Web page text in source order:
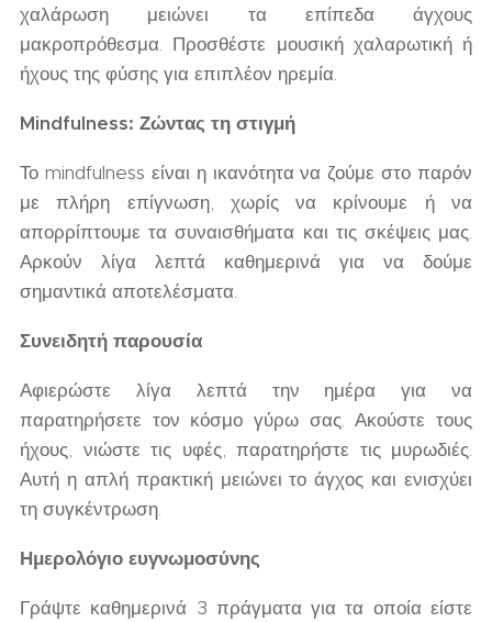
χαλάρωση μειώνει τα επίπεδα άγχους
μακροπρόθεσμα. Προσθέστε μουσική χαλαρωτική ή
ήχους της φύσης για επιπλέον ηρεμία.
Mindfulness: Ζώντας τη στιγμή
Το mindfulness είναι η ικανότητα να ζούμε στο παρόν
με πλήρη επίγνωση, χωρίς να κρίνουμε ή να
απορρίπτουμε τα συναισθήματα και τις σκέψεις μας.
Αρκούν λίγα λεπτά καθημερινά για να δούμε
σημαντικά αποτελέσματα.
Συνειδητή παρουσία
Αφιερώστε λίγα λεπτά την ημέρα για να
παρατηρήσετε τον κόσμο γύρω σας. Ακούστε τους
ήχους, νιώστε τις υφές, παρατηρήστε τις μυρωδιές.
Αυτή η απλή πρακτική μειώνει το άγχος και ενισχύει
τη συγκέντρωση.
Ημερολόγιο ευγνωμοσύνης
Γράψτε καθημερινά 3 πράγματα για τα οποία είστε